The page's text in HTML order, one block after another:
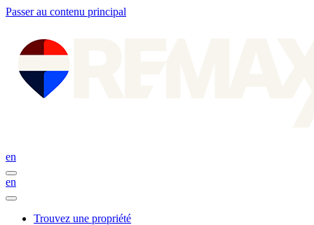
Passer au contenu principal
en
en
Trouvez une propriété